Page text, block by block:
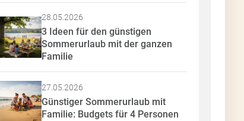
28.05.2026
3 Ideen für den günstigen
Sommerurlaub mit der ganzen
Familie
27.05.2026
Günstiger Sommerurlaub mit
Familie: Budgets für 4 Personen